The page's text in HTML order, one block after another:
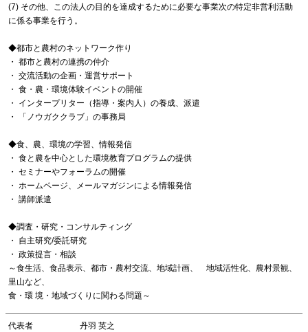
(7) その他、この法人の目的を達成するために必要な事業次の特定非営利活動
に係る事業を行う。
◆都市と農村のネットワーク作り
・ 都市と農村の連携の仲介
・ 交流活動の企画・運営サポート
・ 食・農・環境体験イベントの開催
・ インタープリター（指導・案内人）の養成、派遣
・ 「ノウガククラブ」の事務局
◆食、農、環境の学習、情報発信
・ 食と農を中心とした環境教育プログラムの提供
・ セミナーやフォーラムの開催
・ ホームページ、メールマガジンによる情報発信
・ 講師派遣
◆調査・研究・コンサルティング
・ 自主研究/委託研究
・ 政策提言・相談
～食生活、食品表示、都市・農村交流、地域計画、 地域活性化、農村景観、
里山など、
食・環 境・地域づくりに関わる問題～
代表者 丹羽 英之